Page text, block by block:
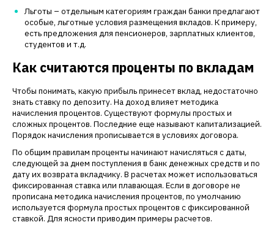
Льготы – отдельным категориям граждан банки предлагают
особые, льготные условия размещения вкладов. К примеру,
есть предложения для пенсионеров, зарплатных клиентов,
студентов и т.д.
Как считаются проценты по вкладам
Чтобы понимать, какую прибыль принесет вклад, недостаточно
знать ставку по депозиту. На доход влияет методика
начисления процентов. Существуют формулы простых и
сложных процентов. Последние еще называют капитализацией.
Порядок начисления прописывается в условиях договора.
По общим правилам проценты начинают начисляться с даты,
следующей за днем поступления в банк денежных средств и по
дату их возврата вкладчику. В расчетах может использоваться
фиксированная ставка или плавающая. Если в договоре не
прописана методика начисления процентов, по умолчанию
используется формула простых процентов с фиксированной
ставкой. Для ясности приводим примеры расчетов.